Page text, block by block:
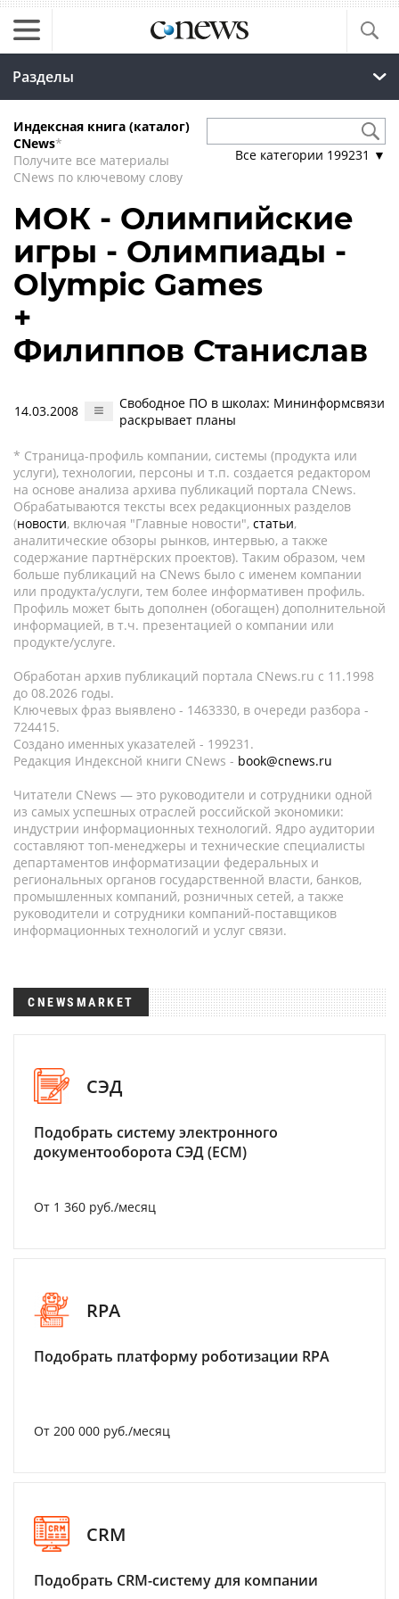
Разделы
Индексная книга (каталог)
CNews*
Получите все материалы
CNews по ключевому слову
Все категории 199231 ▼
МОК - Олимпийские
игры - Олимпиады -
Olympic Games
+
Филиппов Станислав
14.03.2008
Свободное ПО в школах: Мининформсвязи
раскрывает планы
* Страница-профиль компании, системы (продукта или
услуги), технологии, персоны и т.п. создается редактором
на основе анализа архива публикаций портала CNews.
Обрабатываются тексты всех редакционных разделов
(новости, включая "Главные новости", статьи,
аналитические обзоры рынков, интервью, а также
содержание партнёрских проектов). Таким образом, чем
больше публикаций на CNews было с именем компании
или продукта/услуги, тем более информативен профиль.
Профиль может быть дополнен (обогащен) дополнительной
информацией, в т.ч. презентацией о компании или
продукте/услуге.
Обработан архив публикаций портала CNews.ru c 11.1998
до 08.2026 годы.
Ключевых фраз выявлено - 1463330, в очереди разбора -
724415.
Создано именных указателей - 199231.
Редакция Индексной книги CNews - book@cnews.ru
Читатели CNews — это руководители и сотрудники одной
из самых успешных отраслей российской экономики:
индустрии информационных технологий. Ядро аудитории
составляют топ-менеджеры и технические специалисты
департаментов информатизации федеральных и
региональных органов государственной власти, банков,
промышленных компаний, розничных сетей, а также
руководители и сотрудники компаний-поставщиков
информационных технологий и услуг связи.
CNEWSMARKET
СЭД
Подобрать систему электронного
документооборота СЭД (ECM)
От 1 360 руб./месяц
RPA
Подобрать платформу роботизации RPA
От 200 000 руб./месяц
CRM
Подобрать CRM-систему для компании